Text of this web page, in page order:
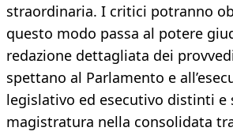
straordinaria. I critici potranno
questo modo passa al potere
redazione dettagliata dei
spettano al Parlamento e
legislativo ed esecutivo distinti e
magistratura nella consolidata